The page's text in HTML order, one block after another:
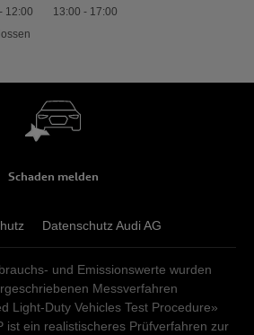
- 12:00 13:00 - 17:00
Schaden melden
Datenschutz Audi AG
und Emissionswerte wurden
Messverfahren
Light-Duty Vehicles Test Procedure»
ist ein realistischeres Prüfverfahren zur